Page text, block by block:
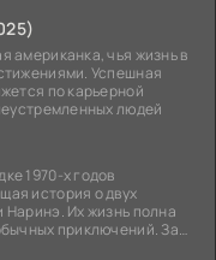
американка, чья жизнь в
Успешная
по карьерной
людей
1970-х годов
история о двух
Их жизнь полна
приключений. За